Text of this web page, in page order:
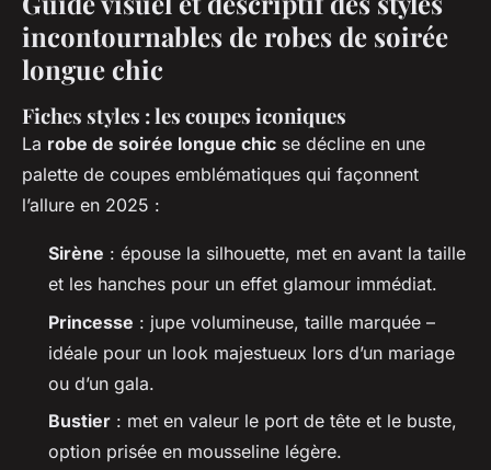
incontournables de robes de soirée
longue chic
Fiches styles : les coupes iconiques
La robe de soirée longue chic se décline en une
palette de coupes emblématiques qui façonnent
l’allure en 2025 :
Sirène : épouse la silhouette, met en avant la taille
et les hanches pour un effet glamour immédiat.
Princesse : jupe volumineuse, taille marquée –
idéale pour un look majestueux lors d’un mariage
ou d’un gala.
Bustier : met en valeur le port de tête et le buste,
option prisée en mousseline légère.